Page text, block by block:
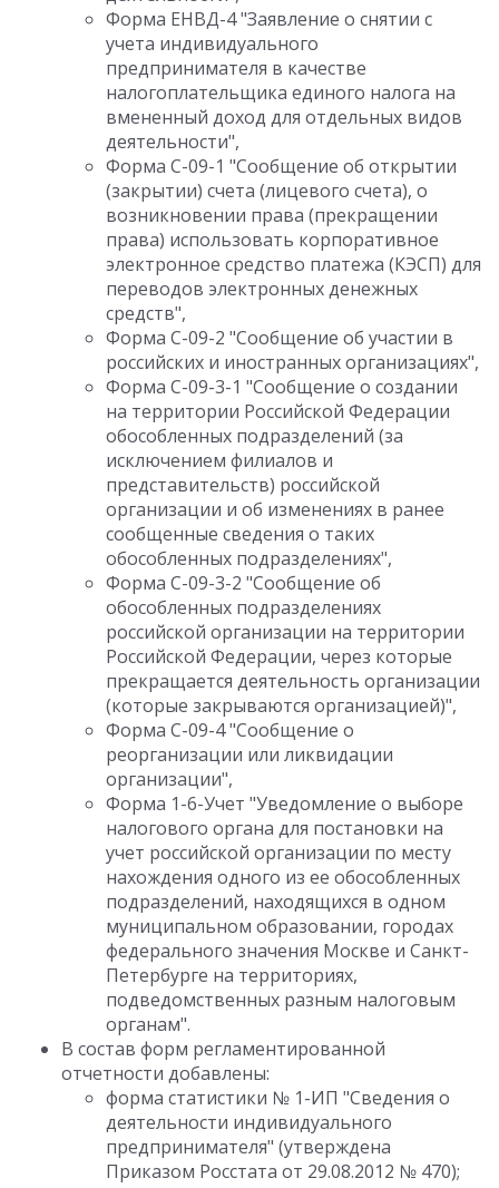
Форма ЕНВД-4 "Заявление о снятии с
учета индивидуального
предпринимателя в качестве
налогоплательщика единого налога на
вмененный доход для отдельных видов
деятельности",
Форма С-09-1 "Сообщение об открытии
(закрытии) счета (лицевого счета), о
возникновении права (прекращении
права) использовать корпоративное
электронное средство платежа (КЭСП) для
переводов электронных денежных
средств",
Форма С-09-2 "Сообщение об участии в
российских и иностранных организациях",
Форма С-09-3-1 "Сообщение о создании
на территории Российской Федерации
обособленных подразделений (за
исключением филиалов и
представительств) российской
организации и об изменениях в ранее
сообщенные сведения о таких
обособленных подразделениях",
Форма С-09-3-2 "Сообщение об
обособленных подразделениях
российской организации на территории
Российской Федерации, через которые
прекращается деятельность организации
(которые закрываются организацией)",
Форма С-09-4 "Сообщение о
реорганизации или ликвидации
организации",
Форма 1-6-Учет "Уведомление о выборе
налогового органа для постановки на
учет российской организации по месту
нахождения одного из ее обособленных
подразделений, находящихся в одном
муниципальном образовании, городах
федерального значения Москве и Санкт-
Петербурге на территориях,
подведомственных разным налоговым
органам".
В состав форм регламентированной
отчетности добавлены:
форма статистики № 1-ИП "Сведения о
деятельности индивидуального
предпринимателя" (утверждена
Приказом Росстата от 29.08.2012 № 470);